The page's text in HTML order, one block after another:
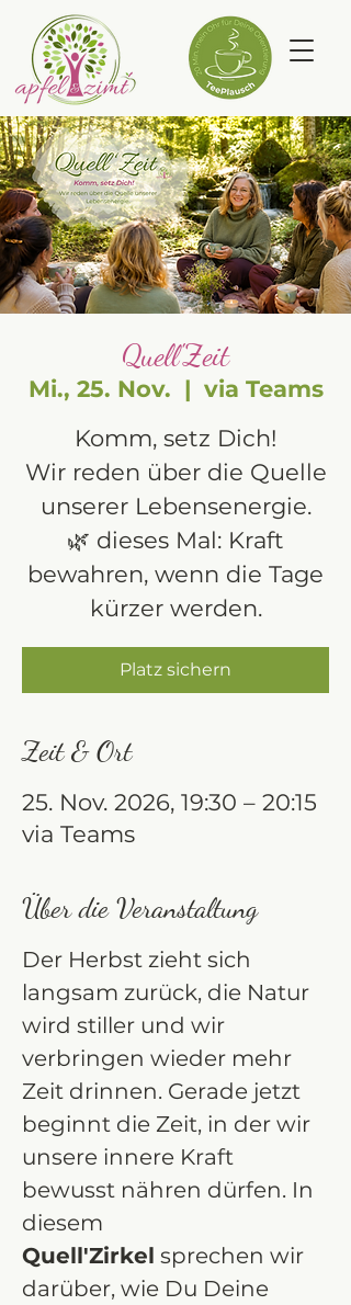
Quell'Zeit
Mi., 25. Nov.
  |
via Teams
Komm, setz Dich!
Wir reden über die Quelle
unserer Lebensenergie.
🌿 dieses Mal: Kraft
bewahren, wenn die Tage
kürzer werden.
Platz sichern
Zeit & Ort
25. Nov. 2026, 19:30 – 20:15
via Teams
Über die Veranstaltung
Der Herbst zieht sich
langsam zurück, die Natur
wird stiller und wir
verbringen wieder mehr
Zeit drinnen. Gerade jetzt
beginnt die Zeit, in der wir
unsere innere Kraft
bewusst nähren dürfen. In
diesem
Quell'Zirkel sprechen wir
darüber, wie Du Deine